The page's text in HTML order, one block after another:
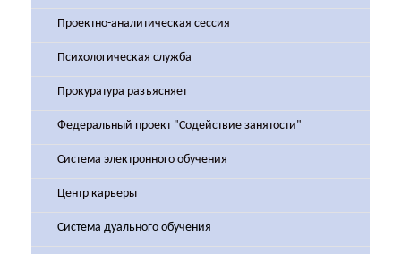
Проектно-аналитическая сессия
Психологическая служба
Прокуратура разъясняет
Федеральный проект "Содействие занятости"
Система электронного обучения
Центр карьеры
Система дуального обучения